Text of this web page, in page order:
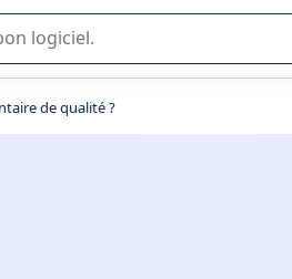
de logiciel SaaS en entreprise.
de qualité ?